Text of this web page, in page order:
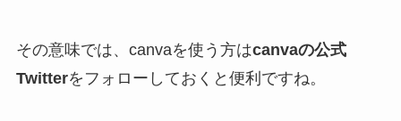
その意味では、canvaを使う方はcanvaの公式
Twitterをフォローしておくと便利ですね。